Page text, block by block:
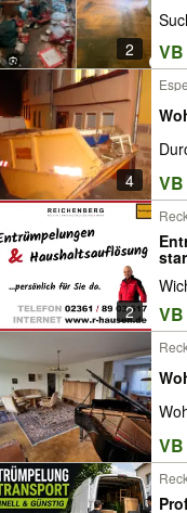
2 VB
4 VB
2 VB
VB